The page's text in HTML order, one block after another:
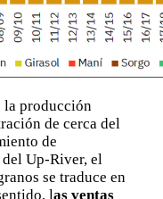
la producción
de cerca del
de
Up-River, el
se traduce en
las ventas